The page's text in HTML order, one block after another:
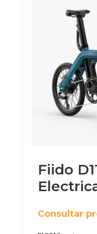
Fiido
Consultar